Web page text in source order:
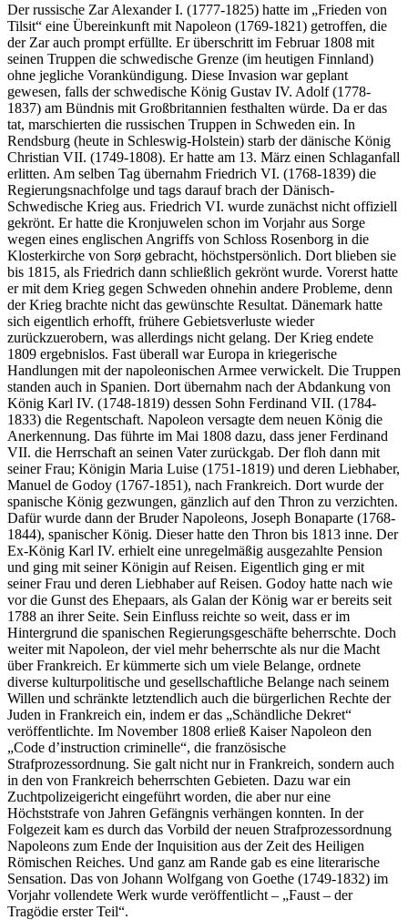
Der russische Zar Alexander I. (1777-1825) hatte im „Frieden von
Tilsit“ eine Übereinkunft mit Napoleon (1769-1821) getroffen, die
der Zar auch prompt erfüllte. Er überschritt im Februar 1808 mit
seinen Truppen die schwedische Grenze (im heutigen Finnland)
ohne jegliche Vorankündigung. Diese Invasion war geplant
gewesen, falls der schwedische König Gustav IV. Adolf (1778-
1837) am Bündnis mit Großbritannien festhalten würde. Da er das
tat, marschierten die russischen Truppen in Schweden ein. In
Rendsburg (heute in Schleswig-Holstein) starb der dänische König
Christian VII. (1749-1808). Er hatte am 13. März einen Schlaganfall
erlitten. Am selben Tag übernahm Friedrich VI. (1768-1839) die
Regierungsnachfolge und tags darauf brach der Dänisch-
Schwedische Krieg aus. Friedrich VI. wurde zunächst nicht offiziell
gekrönt. Er hatte die Kronjuwelen schon im Vorjahr aus Sorge
wegen eines englischen Angriffs von Schloss Rosenborg in die
Klosterkirche von Sorø gebracht, höchstpersönlich. Dort blieben sie
bis 1815, als Friedrich dann schließlich gekrönt wurde. Vorerst hatte
er mit dem Krieg gegen Schweden ohnehin andere Probleme, denn
der Krieg brachte nicht das gewünschte Resultat. Dänemark hatte
sich eigentlich erhofft, frühere Gebietsverluste wieder
zurückzuerobern, was allerdings nicht gelang. Der Krieg endete
1809 ergebnislos. Fast überall war Europa in kriegerische
Handlungen mit der napoleonischen Armee verwickelt. Die Truppen
standen auch in Spanien. Dort übernahm nach der Abdankung von
König Karl IV. (1748-1819) dessen Sohn Ferdinand VII. (1784-
1833) die Regentschaft. Napoleon versagte dem neuen König die
Anerkennung. Das führte im Mai 1808 dazu, dass jener Ferdinand
VII. die Herrschaft an seinen Vater zurückgab. Der floh dann mit
seiner Frau; Königin Maria Luise (1751-1819) und deren Liebhaber,
Manuel de Godoy (1767-1851), nach Frankreich. Dort wurde der
spanische König gezwungen, gänzlich auf den Thron zu verzichten.
Dafür wurde dann der Bruder Napoleons, Joseph Bonaparte (1768-
1844), spanischer König. Dieser hatte den Thron bis 1813 inne. Der
Ex-König Karl IV. erhielt eine unregelmäßig ausgezahlte Pension
und ging mit seiner Königin auf Reisen. Eigentlich ging er mit
seiner Frau und deren Liebhaber auf Reisen. Godoy hatte nach wie
vor die Gunst des Ehepaars, als Galan der König war er bereits seit
1788 an ihrer Seite. Sein Einfluss reichte so weit, dass er im
Hintergrund die spanischen Regierungsgeschäfte beherrschte. Doch
weiter mit Napoleon, der viel mehr beherrschte als nur die Macht
über Frankreich. Er kümmerte sich um viele Belange, ordnete
diverse kulturpolitische und gesellschaftliche Belange nach seinem
Willen und schränkte letztendlich auch die bürgerlichen Rechte der
Juden in Frankreich ein, indem er das „Schändliche Dekret“
veröffentlichte. Im November 1808 erließ Kaiser Napoleon den
„Code d’instruction criminelle“, die französische
Strafprozessordnung. Sie galt nicht nur in Frankreich, sondern auch
in den von Frankreich beherrschten Gebieten. Dazu war ein
Zuchtpolizeigericht eingeführt worden, die aber nur eine
Höchststrafe von Jahren Gefängnis verhängen konnten. In der
Folgezeit kam es durch das Vorbild der neuen Strafprozessordnung
Napoleons zum Ende der Inquisition aus der Zeit des Heiligen
Römischen Reiches. Und ganz am Rande gab es eine literarische
Sensation. Das von Johann Wolfgang von Goethe (1749-1832) im
Vorjahr vollendete Werk wurde veröffentlicht – „Faust – der
Tragödie erster Teil“.